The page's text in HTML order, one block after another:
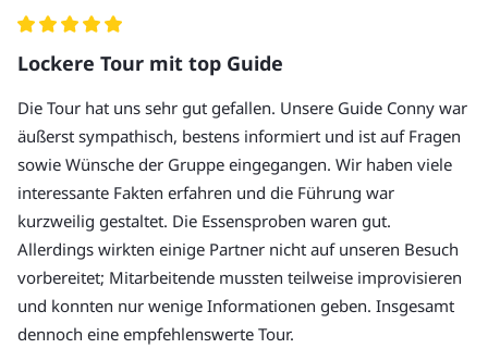
Hinweis: Dies sind Beispiele einer Vielzahl von
kulinarischen Partnerbetrieben, die wir auf unseren Touren
kein Alkohol
auch draußen gereicht.
Die Tour hat in der Regel bis zu 16 Teilnehmer:innen.
Die Tour findet größtenteils an der frischen Luft und
bei jedem Wetter statt. Denken Sie an wetterfeste
Kleidung, ggf. einen Regenschirm und bequeme
Schuhe!
Die Tour startet in der Nähe vom Fürstenplatz. Den
genauen Treffpunkt erhalten Sie in der
Buchungsbestätigung.
Stadtviertel-Broschüre
Getränke
Trinkgeld für den Tourguide
Lockere Tour mit top Guide
Die Tour hat uns sehr gut gefallen. Unsere Guide Conny war
äußerst sympathisch, bestens informiert und ist auf Fragen
sowie Wünsche der Gruppe eingegangen. Wir haben viele
interessante Fakten erfahren und die Führung war
kurzweilig gestaltet. Die Essensproben waren gut.
Allerdings wirkten einige Partner nicht auf unseren Besuch
vorbereitet; Mitarbeitende mussten teilweise improvisieren
und konnten nur wenige Informationen geben. Insgesamt
dennoch eine empfehlenswerte Tour.